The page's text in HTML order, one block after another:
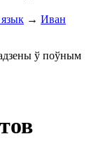
→ Иван
ў поўным